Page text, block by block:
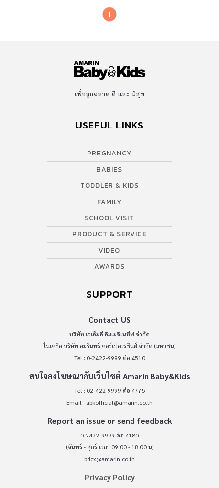
1
เพื่อลูกฉลาด ดี และ มีสุข
USEFUL LINKS
PREGNANCY
BABIES
TODDLER & KIDS
FAMILY
SCHOOL VISIT
PRODUCT & SERVICE
VIDEO
AWARDS
SUPPORT
Contact US
บริษัท เอเอ็มอี อิมเมจิเนทีฟ จำกัด
ในเครือ บริษัท อมรินทร์ คอร์เปอเรชั่นส์ จำกัด (มหาชน)
Tel : 0-2422-9999 ต่อ 4510
สนใจลงโฆษณากับเว็บไซต์ Amarin Baby&Kids
Tel : 02-422-9999 ต่อ 4775
Email : abkofficial@amarin.co.th
Report an issue or send feedback
0-2422-9999 ต่อ 4180
(จันทร์ - ศุกร์ เวลา 09.00 - 18.00 น)
bdcx@amarin.co.th
Privacy Policy